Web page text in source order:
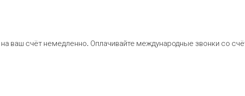
ваш счёт немедленно. Оплачивайте международные звонки со